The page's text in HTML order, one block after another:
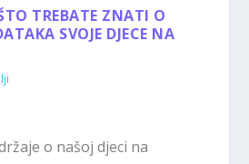
TREBATE ZNATI O
SVOJE DJECE NA
o našoj djeci na